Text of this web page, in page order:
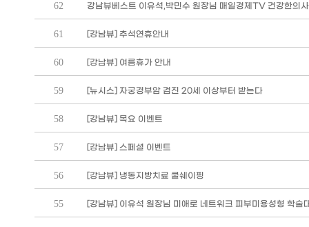
62 강남뷰베스트 이유석,박민수 원장님 매일경제TV 건강한의
61 [강남뷰] 추석연휴안내
60 [강남뷰] 여름휴가 안내
59 [뉴시스] 자궁경부암 검진 20세 이상부터 받는다
58 [강남뷰] 목요 이벤트
57 [강남뷰] 스페셜 이벤트
56 [강남뷰] 냉동지방치료 쿨쉐이핑
55 [강남뷰] 이유석 원장님 미애로 네트워크 피부미용성형 학술